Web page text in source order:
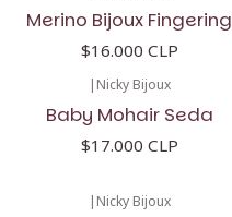
Merino Bijoux Fingering
$16.000 CLP
| Nicky Bijoux
Baby Mohair Seda
$17.000 CLP
| Nicky Bijoux